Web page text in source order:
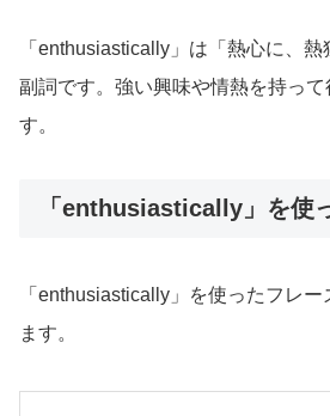
「enthusiastically」は「熱心に、
副詞です。強い興味や情熱を持って
す。
「enthusiastically」を使
「enthusiastically」を使ったフレ
ます。